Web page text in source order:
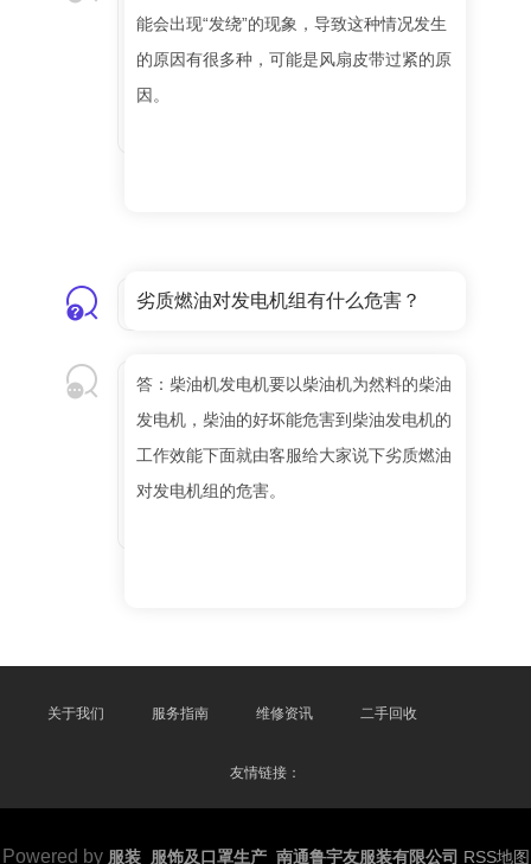
能会出现“发绕”的现象，导致这种情况发生
的原因有很多种，可能是风扇皮带过紧的原
因。
劣质燃油对发电机组有什么危害？
答：柴油机发电机要以柴油机为然料的柴油
发电机，柴油的好坏能危害到柴油发电机的
工作效能下面就由客服给大家说下劣质燃油
对发电机组的危害。
关于我们 服务指南 维修资讯 二手回收
友情链接：
Powered by 服装_服饰及口罩生产_南通鲁宇友服装有限公司 RSS地图